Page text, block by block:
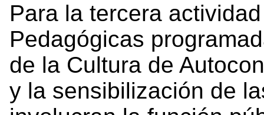
Para la tercera
Pedagógicas
de la Cultura de
y la sensibilización de